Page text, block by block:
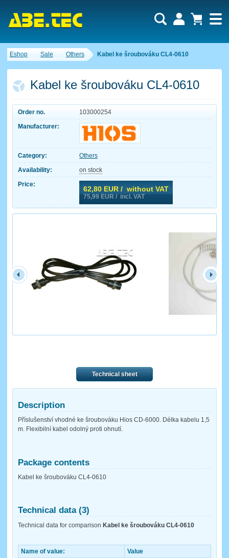
Eshop Sale Others Kabel ke šroubováku CL4-0610
Kabel ke šroubováku CL4-0610
Order no.
103000254
Manufacturer:
Category:
Others
Availability:
on stock
Price:
62,80 EUR / without VAT
75,99 EUR / incl. VAT
Technical sheet
Description
Příslušenství vhodné ke šroubováku Hios CD-6000. Délka kabelu 1,5
m. Flexibilní kabel odolný proti ohnutí.
Package contents
Kabel ke šroubováku CL4-0610
Technical data (3)
Technical data for comparison Kabel ke šroubováku CL4-0610
Name of value:
Value